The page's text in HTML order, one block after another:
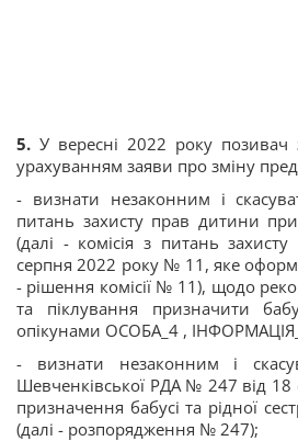
5. У вересні 2022 року позивач
урахуванням заяви про зміну
- визнати незаконним і
питань захисту прав дитини
(далі - комісія з питань
серпня 2022 року № 11, яке
- рішення комісії № 11), щодо
та піклування призначити
опікунами ОСОБА_4 ,
- визнати незаконним і
Шевченківської РДА № 247 від
призначення бабусі та рідної
(далі - розпорядження № 247);